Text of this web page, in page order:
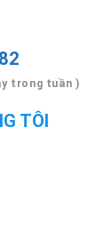
trong tuần )
TÔI